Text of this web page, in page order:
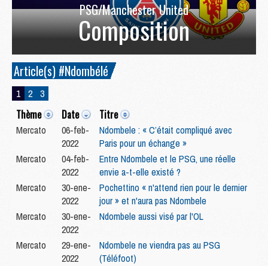
PSG/Manchester United
Composition
Article(s) #Ndombélé
1 2 3
Thème Date Titre
Mercato
06-feb-
2022
Ndombele : « C’était compliqué avec
Paris pour un échange »
Mercato
04-feb-
2022
Entre Ndombele et le PSG, une réelle
envie a-t-elle existé ?
Mercato
30-ene-
2022
Pochettino « n'attend rien pour le dernier
jour » et n'aura pas Ndombele
Mercato
30-ene-
2022
Ndombele aussi visé par l'OL
Mercato
29-ene-
2022
Ndombele ne viendra pas au PSG
(Téléfoot)